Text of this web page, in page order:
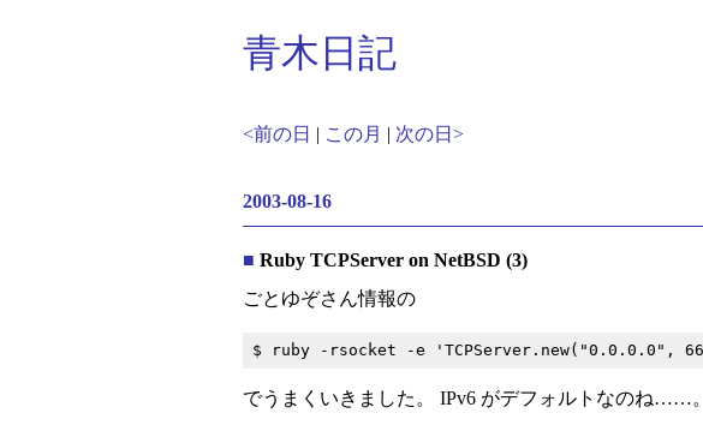
青木日記
<前の日 | この月 | 次の日>
2003-08-16
■ Ruby TCPServer on NetBSD (3)
ごとゆぞさん情報の
でうまくいきました。 IPv6 がデフォルトなのね……。